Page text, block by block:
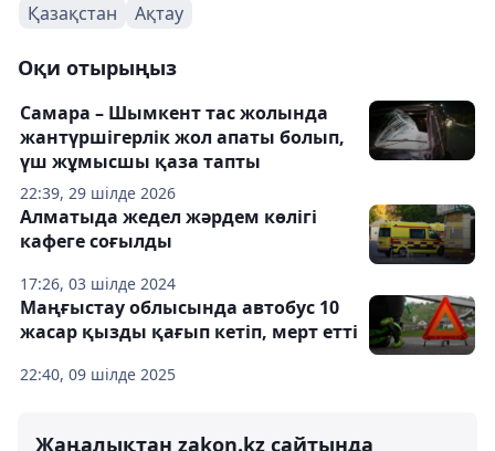
Қазақстан Ақтау
Оқи отырыңыз
22:39, 29 шілде 2026
Самара – Шымкент тас жолында
жантүршігерлік жол апаты болып,
үш жұмысшы қаза тапты
17:26, 03 шілде 2024
Алматыда жедел жәрдем көлігі
кафеге соғылды
22:40, 09 шілде 2025
Маңғыстау облысында автобус 10
жасар қызды қағып кетіп, мерт етті
Жаңалықтан zakon.kz сайтында